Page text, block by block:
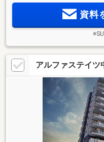
ュー上天満」最終期分譲受
資料
アルファステイ